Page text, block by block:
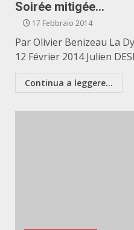
Soirée mitigée…
17 Febbraio 2014
Par Olivier Benizeau La
12 Février 2014 Julien
Continua a leggere...